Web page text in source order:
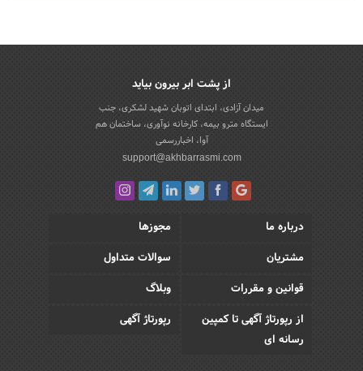
از پشت ابر بیرون بیاید
میدان آزادی، ابتدای اتوبان شهید لشکری، جنب
ایستگاه مترو بیمه، کارخانه نوآوری، ساختمان هم
آوا، اخباررسمی
support@akhbarrasmi.com
درباره ما
مجوزها
مشتریان
سوالات متداول
قوانین و مقررات
وبلاگ
از رپورتاژ آگهی تا کمپین
رسانه ای
رپورتاژ آگهی